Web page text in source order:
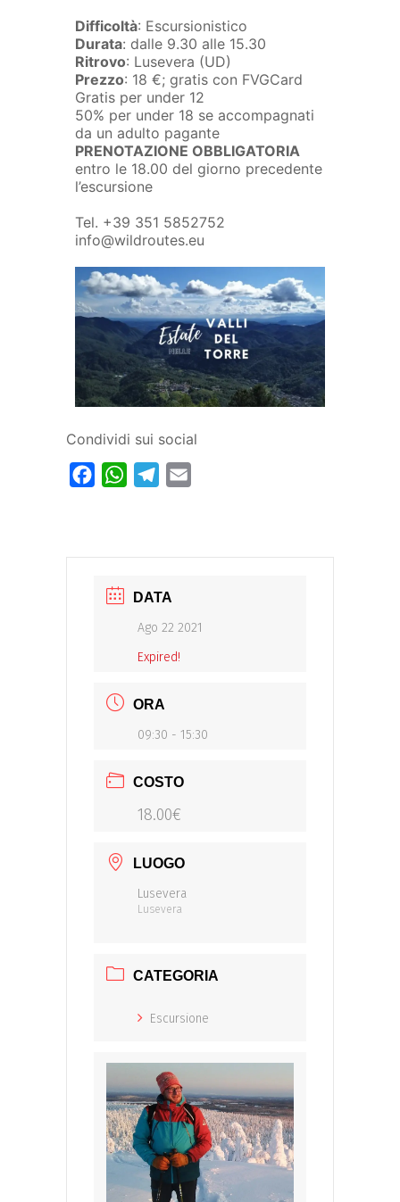
Difficoltà: Escursionistico
Durata: dalle 9.30 alle 15.30
Ritrovo: Lusevera (UD)
Prezzo: 18 €; gratis con FVGCard
Gratis per under 12
50% per under 18 se accompagnati
da un adulto pagante
PRENOTAZIONE OBBLIGATORIA
entro le 18.00 del giorno precedente
l’escursione
Tel. +39 351 5852752
info@wildroutes.eu
Condividi sui social
FacebookWhatsAppTelegram
DATA
Ago 22 2021
Expired!
ORA
09:30 - 15:30
COSTO
18.00€
LUOGO
Lusevera
Lusevera
CATEGORIA
Escursione